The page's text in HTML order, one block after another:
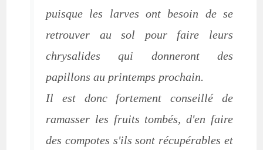
puisque les larves ont besoin de se
retrouver au sol pour faire leurs
chrysalides qui donneront des
papillons au printemps prochain.
Il est donc fortement conseillé de
ramasser les fruits tombés, d'en faire
des compotes s'ils sont récupérables et